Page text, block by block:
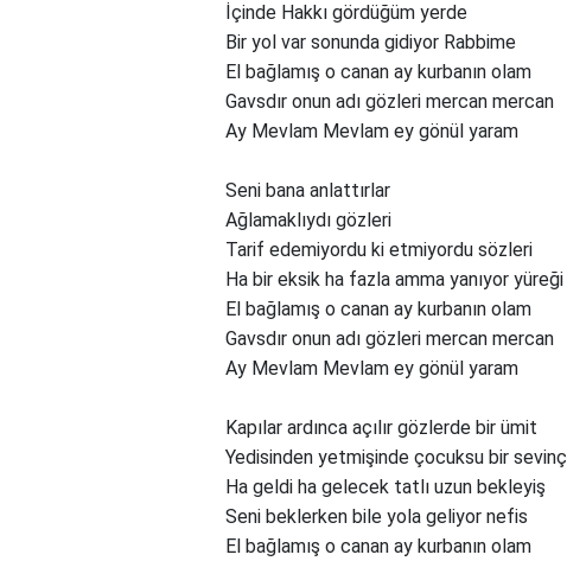
İçinde Hakkı gördüğüm yerde
Bir yol var sonunda gidiyor Rabbime
El bağlamış o canan ay kurbanın olam
Gavsdır onun adı gözleri mercan mercan
Ay Mevlam Mevlam ey gönül yaram
Seni bana anlattırlar
Ağlamaklıydı gözleri
Tarif edemiyordu ki etmiyordu sözleri
Ha bir eksik ha fazla amma yanıyor yüreği
El bağlamış o canan ay kurbanın olam
Gavsdır onun adı gözleri mercan mercan
Ay Mevlam Mevlam ey gönül yaram
Kapılar ardınca açılır gözlerde bir ümit
Yedisinden yetmişinde çocuksu bir sevinç
Ha geldi ha gelecek tatlı uzun bekleyiş
Seni beklerken bile yola geliyor nefis
El bağlamış o canan ay kurbanın olam